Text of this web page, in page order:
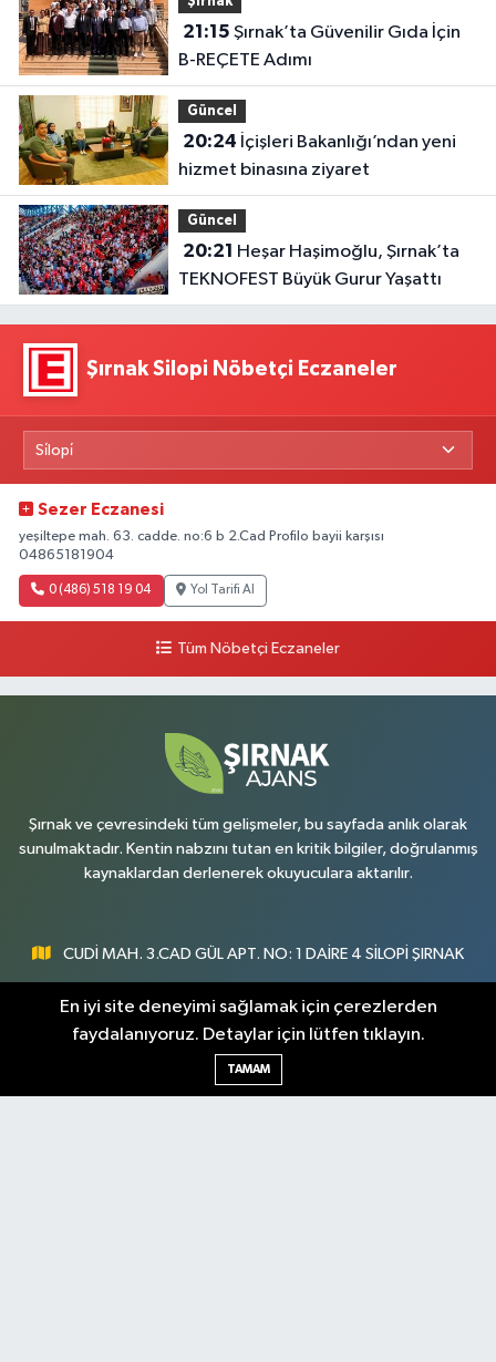
21:15
B-REÇETE Adımı
Güncel
20:24
hizmet binasına ziyaret
Güncel
20:21
TEKNOFEST Büyük Gurur Yaşattı
Şırnak Silopi Nöbetçi Eczaneler
Sezer Eczanesi
yeşiltepe mah. 63. cadde. no:6 b 2.Cad Profilo bayii karşısı
04865181904
0 (486) 518 19 04 Yol Tarifi Al
Tüm Nöbetçi Eczaneler
Şırnak ve çevresindeki tüm gelişmeler, bu sayfada anlık olarak
sunulmaktadır. Kentin nabzını tutan en kritik bilgiler, doğrulanmış
kaynaklardan derlenerek okuyuculara aktarılır.
CUDİ MAH. 3.CAD GÜL APT. NO: 1 DAİRE 4 SİLOPİ ŞIRNAK
0547 300 73 73
[email protected]
En iyi site deneyimi sağlamak için çerezlerden
faydalanıyoruz. Detaylar için lütfen tıklayın.
TAMAM